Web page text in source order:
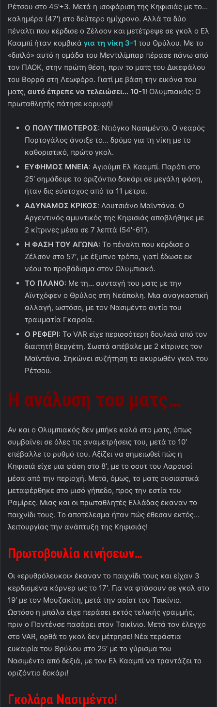
Ρέτσου στο 45’+3. Μετά η ισοφάριση της Κηφισιάς με το…
καλημέρα (47′) στο δεύτερο ημίχρονο. Αλλά τα δύο
πέναλτι που κέρδισε ο Ζέλσον και μετέτρεψε σε γκολ ο Ελ
Κααμπί ήταν κομβικά για τη νίκη 3-1 του Θρύλου. Με το
«διπλό» αυτό η ομάδα του Μεντιλίμπαρ πέρασε πάνω από
τον ΠΑΟΚ, στην πρώτη θέση, πριν το ματς του Δικεφάλου
του Βορρά στη Λεωφόρο. Γιατί με βάση την εικόνα του
ματς, αυτό έπρεπε να τελειώσει… 10-1! Ολυμπιακός: Ο
πρωταθλητής πάτησε κορυφή!
Ο ΠΟΛΥΤΙΜΟΤΕΡΟΣ: Ντιόγκο Νασιμέντο. Ο νεαρός
Πορτογάλος άνοιξε το… δρόμο για τη νίκη με το
καθοριστικό, πρώτο γκολ.
ΕΥΦΗΜΟΣ ΜΝΕΙΑ: Αγιούμπ Ελ Κααμπί. Παρότι στο
25′ σημάδεψε το οριζόντιο δοκάρι σε μεγάλη φάση,
ήταν δις εύστοχος από τα 11 μέτρα.
ΑΔΥΝΑΜΟΣ ΚΡΙΚΟΣ: Λουτσιάνο Μαϊντάνα. Ο
Αργεντινός αμυντικός της Κηφισιάς αποβλήθηκε με
2 κίτρινες μέσα σε 7 λεπτά (54′-61′).
Η ΦΑΣΗ ΤΟΥ ΑΓΩΝΑ: Το πέναλτι που κέρδισε ο
Ζέλσον στο 57′, με έξυπνο τρόπο, γιατί έδωσε εκ
νέου το προβάδισμα στον Ολυμπιακό.
ΤΟ ΠΛΑΝΟ: Με τη… συνταγή του ματς με την
Αϊντχόφεν ο Θρύλος στη Νεάπολη. Μια αναγκαστική
αλλαγή, ωστόσο, με τον Νασιμέντο αντίο του
τραυματία Γκαρσία.
Ο ΡΕΦΕΡΙ: Το VAR είχε περισσότερη δουλειά από τον
διαιτητή Βεργέτη. Σωστά απέβαλε με 2 κίτρινες τον
Μαϊντάνα. Σηκώνει συζήτηση το ακυρωθέν γκολ του
Ρέτσου.
Η ανάλυση του ματς…
Αν και ο Ολυμπιακός δεν μπήκε καλά στο ματς, όπως
συμβαίνει σε όλες τις αναμετρήσεις του, μετά το 10′
επέβαλλε το ρυθμό του. Αξίζει να σημειωθεί πώς η
Κηφισιά είχε μια φάση στο 8′, με το σουτ του Λαρουσί
μέσα από την περιοχή. Μετά, όμως, το ματς ουσιαστικά
μεταφέρθηκε στο μισό γήπεδο, προς την εστία του
Ραμίρες. Μιας και οι πρωταθλητές Ελλάδας έκαναν το
παιχνίδι τους. Το αποτέλεσμα ήταν πώς έθεσαν εκτός…
λειτουργίας την ανάπτυξη της Κηφισιάς!
Πρωτοβουλία κινήσεων…
Οι «ερυθρόλευκοι» έκαναν το παιχνίδι τους και είχαν 3
κερδισμένα κόρνερ ως το 17′. Για να φτάσουν σε γκολ στο
19′ με τον Μουζακίτη, μετά την ασίστ του Τσικίνιο.
Ωστόσο η μπάλα είχε περάσει εκτός τελικής γραμμής,
πριν ο Ποντένσε πασάρει στον Τσικίνιο. Μετά τον έλεγχο
στο VAR, ορθά το γκολ δεν μέτρησε! Νέα τεράστια
ευκαιρία του Θρύλου στο 25′ με το γύρισμα του
Νασιμέντο από δεξιά, με τον Ελ Κααμπί να τραντάζει το
οριζόντιο δοκάρι!
Γκολάρα Νασιμέντο!